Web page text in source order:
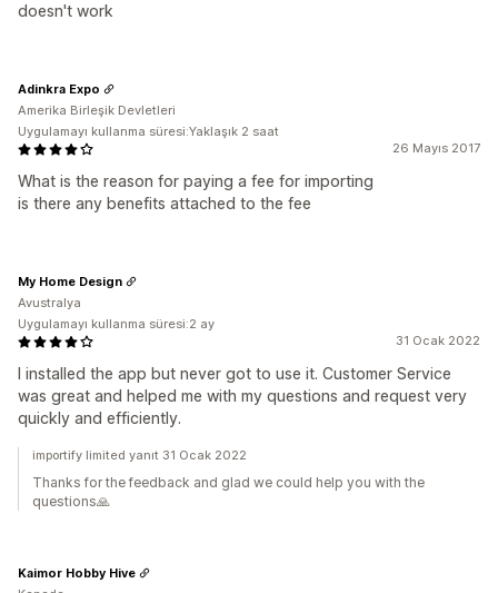
doesn't work
26 Mayıs 2017
What is the reason for paying a fee for importing
is there any benefits attached to the fee
Adinkra Expo
Amerika Birleşik Devletleri
Uygulamayı kullanma süresi:Yaklaşık 2 saat
31 Ocak 2022
I installed the app but never got to use it. Customer Service
was great and helped me with my questions and request very
quickly and efficiently.
My Home Design
Avustralya
Uygulamayı kullanma süresi:2 ay
importify limited yanıt 31 Ocak 2022
Thanks for the feedback and glad we could help you with the
questions🙏
Kaimor Hobby Hive